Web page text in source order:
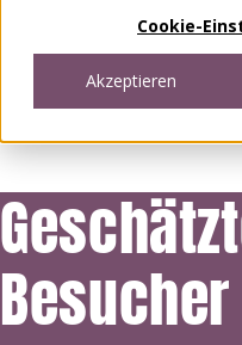
Cookie-
Akzeptieren
Besucher